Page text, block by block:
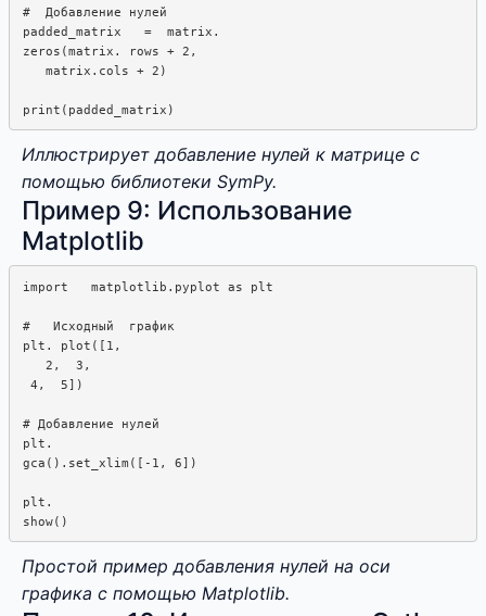
#  Добавление нулей
padded_matrix   =  matrix.
zeros(matrix. rows + 2,
   matrix.cols + 2)
Иллюстрирует добавление нулей к матрице с
помощью библиотеки SymPy.
Пример 9: Использование
Matplotlib
import   matplotlib.pyplot as plt
#   Исходный  график
plt. plot([1,
   2,  3,
4,  5])
# Добавление нулей
plt.
gca().set_xlim([-1, 6])
plt.
Простой пример добавления нулей на оси
графика с помощью Matplotlib.